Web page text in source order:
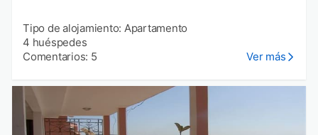
Tipo de alojamiento: Apartamento
4 huéspedes
Comentarios: 5
Ver más